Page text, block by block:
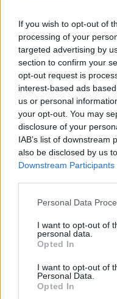
If you wish to opt-out of
processing of your
targeted advertising by
section to confirm your
opt-out request is
interest-based ads
us or personal
your opt-out. You may
disclosure of your
IAB’s list of downstream
also be disclosed by us
Downstream Participants
Personal Data
I want to opt-out of
personal data.
Opted In
I want to opt-out of
Personal Data.
Opted In
Flight-Attendant
Board Administrator
Team Skyrama